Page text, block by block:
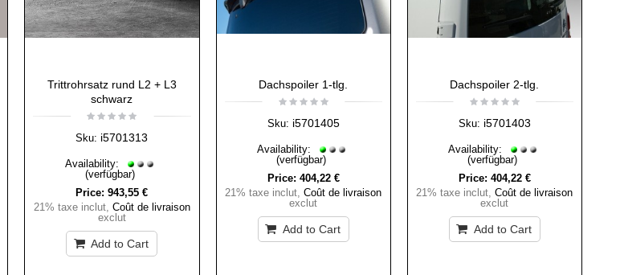
Trittrohrsatz rund L2 + L3
schwarz
Sku: i5701313
Availability:
(verfügbar)
Price: 943,55 €
21% taxe inclut, Coût de livraison
exclut
Add to Cart
Dachspoiler 1-tlg.
Sku: i5701405
Availability:
(verfügbar)
Price: 404,22 €
21% taxe inclut,Coût de livraison
exclut
Add to Cart
Dachspoiler 2-tlg.
Sku: i5701403
Availability:
(verfügbar)
Price: 404,22 €
21% taxe inclut,Coût de livraison
exclut
Add to Cart